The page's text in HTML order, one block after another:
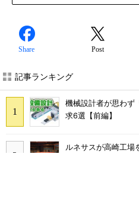
Share Post
記事ランキング
機械設計者が思わず
求6選【前編】
ルネサスが高崎工場